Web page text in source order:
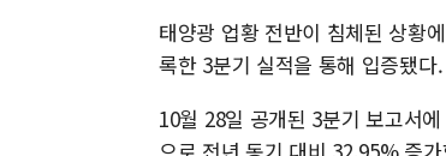
태양광 업황 전반이 침체된 상황
록한 3분기 실적을 통해 입증됐다.
10월 28일 공개된 3분기 보고서